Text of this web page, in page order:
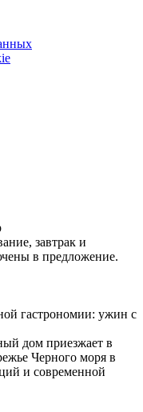
завтрак и
в предложение.
гастрономии: ужин с
дом приезжает в
Черного моря в
и современной